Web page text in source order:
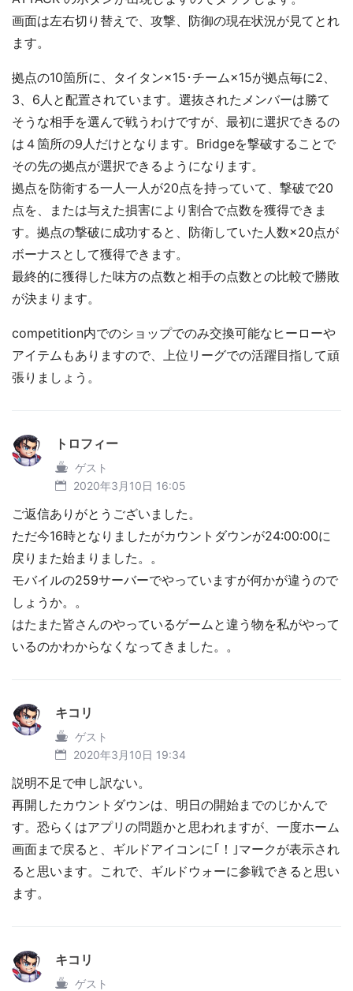
画面は左右切り替えで、攻撃、防御の現在状況が見てとれ
ます。
拠点の10箇所に、タイタン×15･チーム×15が拠点毎に2、
3、6人と配置されています。選抜されたメンバーは勝て
そうな相手を選んで戦うわけですが、最初に選択できるの
は４箇所の9人だけとなります。Bridgeを撃破することで
その先の拠点が選択できるようになります。
拠点を防衛する一人一人が20点を持っていて、撃破で20
点を、または与えた損害により割合で点数を獲得できま
す。拠点の撃破に成功すると、防衛していた人数×20点が
ボーナスとして獲得できます。
最終的に獲得した味方の点数と相手の点数との比較で勝敗
が決まります。
competition内でのショップでのみ交換可能なヒーローや
アイテムもありますので、上位リーグでの活躍目指して頑
張りましょう。
トロフィー
ゲスト
2020年3月10日 16:05
ご返信ありがとうございました。
ただ今16時となりましたがカウントダウンが24:00:00に
戻りまた始まりました。。
モバイルの259サーバーでやっていますが何かが違うので
しょうか。。
はたまた皆さんのやっているゲームと違う物を私がやって
いるのかわからなくなってきました。。
キコリ
ゲスト
2020年3月10日 19:34
説明不足で申し訳ない。
再開したカウントダウンは、明日の開始までのじかんで
す。恐らくはアプリの問題かと思われますが、一度ホーム
画面まで戻ると、ギルドアイコンに｢！｣マークが表示され
ると思います。これで、ギルドウォーに参戦できると思い
ます。
キコリ
ゲスト